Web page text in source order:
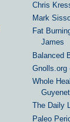
Chris
Mark
Fat
James
Balanced
Gnolls.org
Whole
Guyenet
The Daily
Paleo